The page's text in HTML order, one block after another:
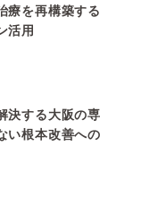
療を再構築する
活用
決する大阪の専
い根本改善への